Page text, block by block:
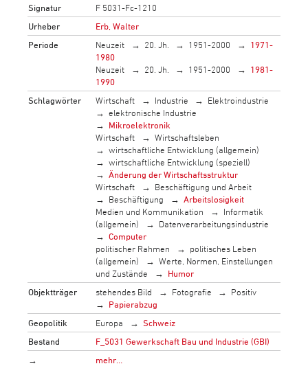
Signatur
F 5031-Fc-1210
Urheber
Erb, Walter
Periode
Neuzeit 20. Jh. 1951-2000
1971-
1980
Neuzeit
20. Jh. 1951-2000
1981-
1990
Schlagwörter
Wirtschaft Industrie
Elektroindustrie
elektronische Industrie
Mikroelektronik
Wirtschaft
Wirtschaftsleben
wirtschaftliche Entwicklung (allgemein)
wirtschaftliche Entwicklung (speziell)
Änderung der Wirtschaftsstruktur
Wirtschaft
Beschäftigung und Arbeit
Beschäftigung
Arbeitslosigkeit
Medien und Kommunikation
Informatik
(allgemein)
Datenverarbeitungsindustrie
Computer
politischer Rahmen
politisches Leben
(allgemein)
Werte, Normen, Einstellungen
und Zustände
Humor
Objektträger
stehendes Bild Fotografie
Positiv
Papierabzug
Geopolitik
Europa
Schweiz
Bestand
F_5031 Gewerkschaft Bau und Industrie (GBI)
→
mehr…